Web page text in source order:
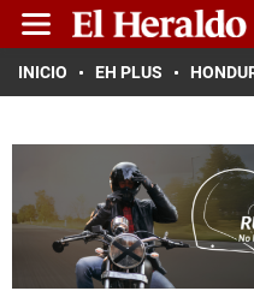
INICIO EH PLUS